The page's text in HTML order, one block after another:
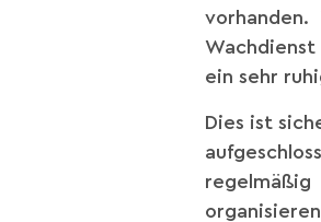
ein sehr
Dies ist